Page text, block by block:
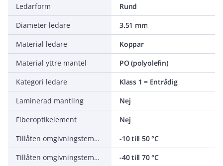
Ledarform
Rund
Diameter ledare
3.51 mm
Material ledare
Koppar
Material yttre mantel
PO (polyolefin)
Kategori ledare
Klass 1 = Entrådig
Laminerad mantling
Nej
Fiberoptikelement
Nej
Tillåten omgivningstemperatur under montering/hantering
-10 till 50 °C
Tillåten omgivningstemperatur under drift utan vibrationer
-40 till 70 °C